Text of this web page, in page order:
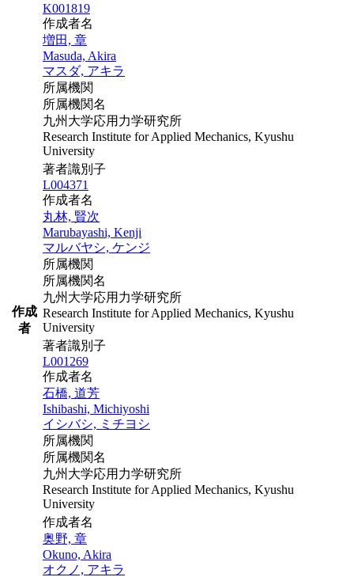
作成
者
K001819
作成者名
増田, 章
Masuda, Akira
マスダ, アキラ
所属機関
所属機関名
九州大学応用力学研究所
Research Institute for Applied Mechanics, Kyushu
University
著者識別子
L004371
作成者名
丸林, 賢次
Marubayashi, Kenji
マルバヤシ, ケンジ
所属機関
所属機関名
九州大学応用力学研究所
Research Institute for Applied Mechanics, Kyushu
University
著者識別子
L001269
作成者名
石橋, 道芳
Ishibashi, Michiyoshi
イシバシ, ミチヨシ
所属機関
所属機関名
九州大学応用力学研究所
Research Institute for Applied Mechanics, Kyushu
University
作成者名
奥野, 章
Okuno, Akira
オクノ, アキラ